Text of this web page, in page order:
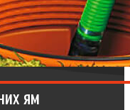
ям